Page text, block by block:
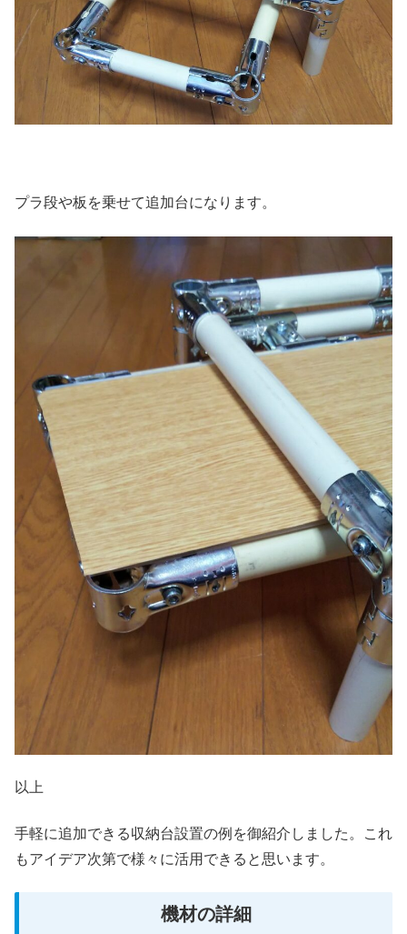
プラ段や板を乗せて追加台になります。
以上
手軽に追加できる収納台設置の例を御紹介しました。これ
もアイデア次第で様々に活用できると思います。
機材の詳細